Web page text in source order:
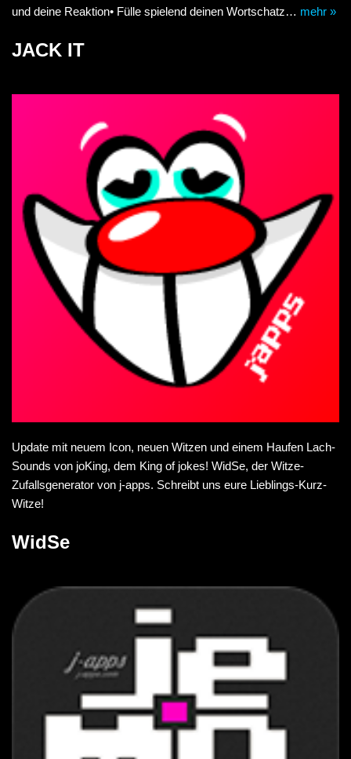
und deine Reaktion• Fülle spielend deinen Wortschatz… mehr »
JACK IT
Update mit neuem Icon, neuen Witzen und einem Haufen Lach-
Sounds von joKing, dem King of jokes! WidSe, der Witze-
Zufallsgenerator von j-apps. Schreibt uns eure Lieblings-Kurz-
Witze!
WidSe